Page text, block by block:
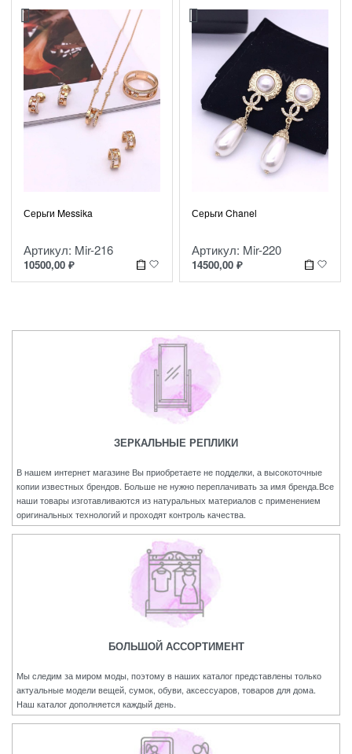
Серьги Messika
Артикул: Mir-216
10500,00 ₽
Серьги Chanel
Артикул: Mir-220
14500,00 ₽
ЗЕРКАЛЬНЫЕ РЕПЛИКИ
В нашем интернет магазине Вы приобретаете не подделки, а высокоточные
копии известных брендов. Больше не нужно переплачивать за имя бренда.Все
наши товары изготавливаются из натуральных материалов с применением
оригинальных технологий и проходят контроль качества.
БОЛЬШОЙ АССОРТИМЕНТ
Мы следим за миром моды, поэтому в наших каталог представлены только
актуальные модели вещей, сумок, обуви, аксессуаров, товаров для дома.
Наш каталог дополняется каждый день.